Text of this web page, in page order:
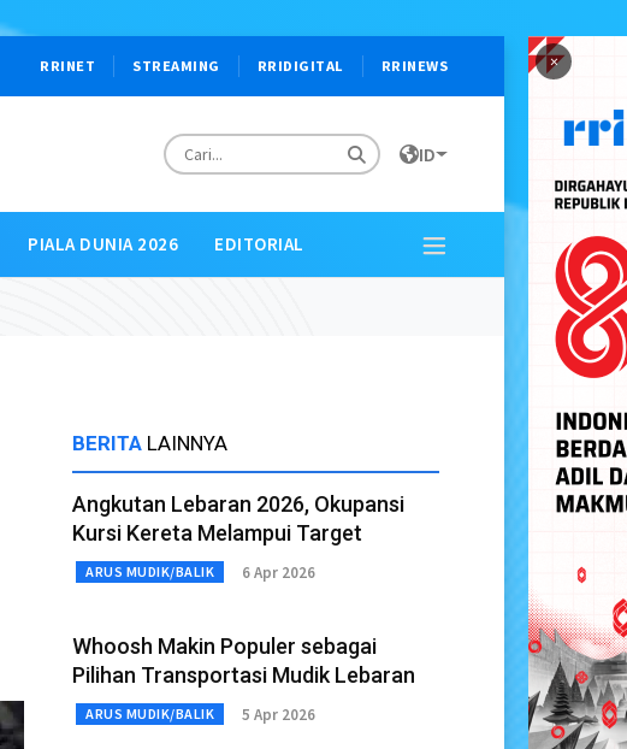
×
RRINET STREAMING RRIDIGITAL RRINEWS
ID
PIALA DUNIA 2026 EDITORIAL
BERITA LAINNYA
Angkutan Lebaran 2026, Okupansi
Kursi Kereta Melampui Target
ARUS MUDIK/BALIK 6 Apr 2026
Whoosh Makin Populer sebagai
Pilihan Transportasi Mudik Lebaran
ARUS MUDIK/BALIK 5 Apr 2026